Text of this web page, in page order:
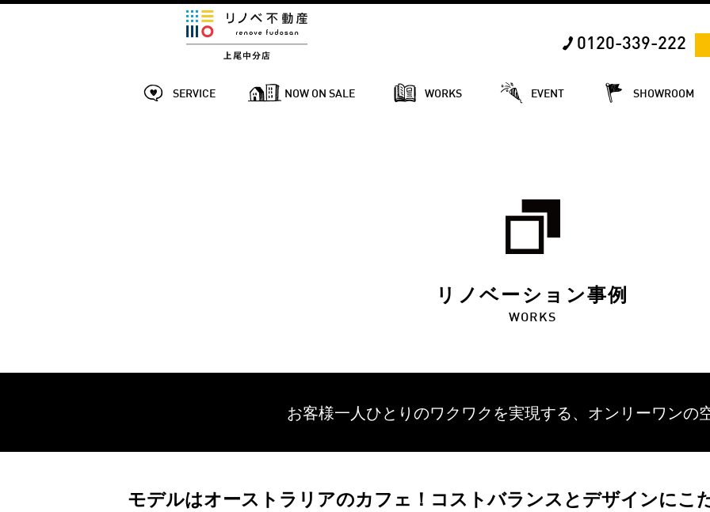
0120-339-222
SERVICE NOW ON SALE WORKS EVENT SHOWROOM
リノベーション事例
WORKS
お客様一人ひとりのワクワクを実現する、 オンリーワンの
モデルはオーストラリアのカフェ！コストバランスとデザインにこ